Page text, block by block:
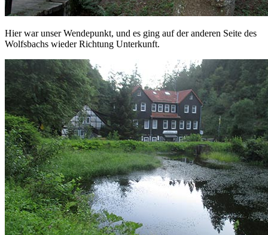
Hier war unser Wendepunkt, und es ging auf der anderen Seite des
Wolfsbachs wieder Richtung Unterkunft.